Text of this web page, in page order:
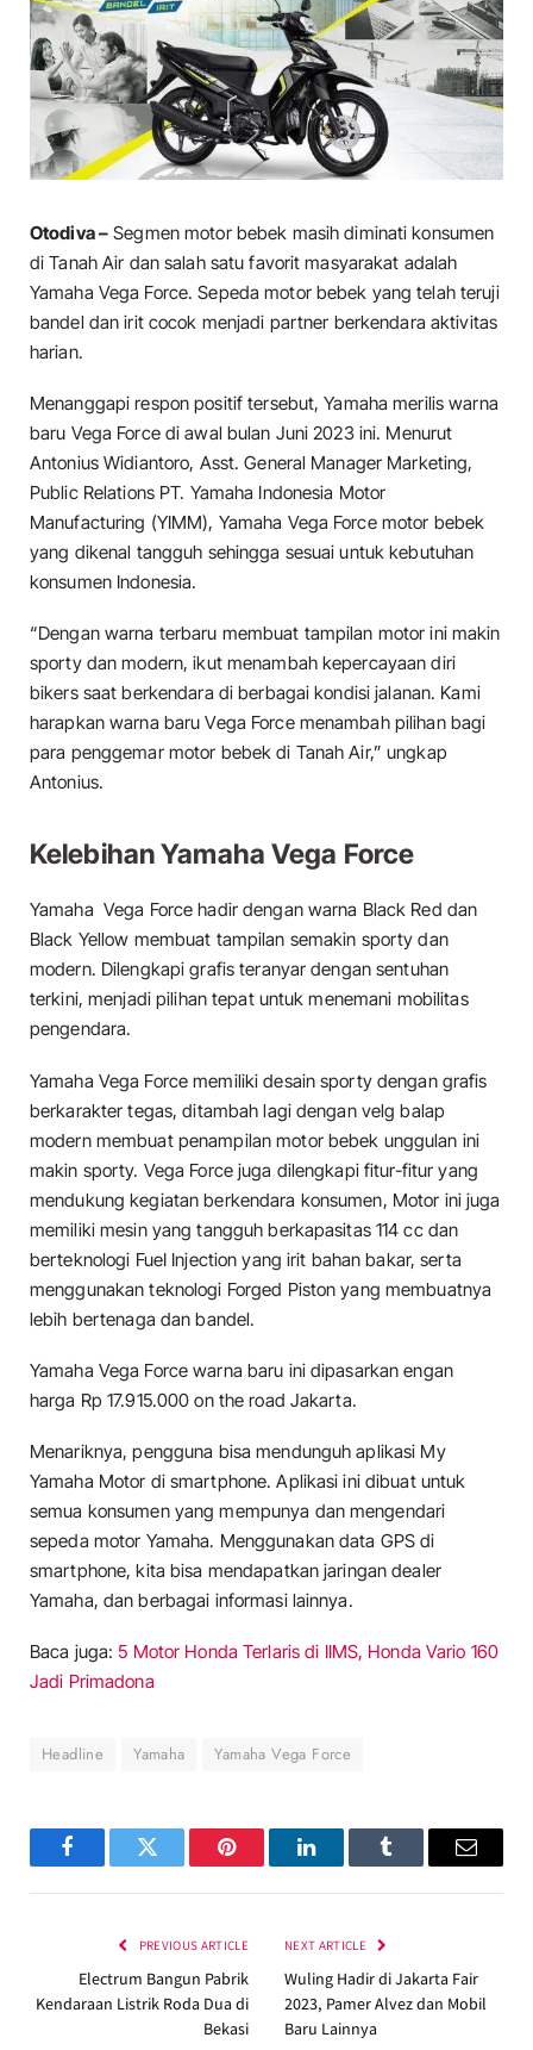
Otodiva – Segmen motor bebek masih diminati konsumen
di Tanah Air dan salah satu favorit masyarakat adalah
Yamaha Vega Force. Sepeda motor bebek yang telah teruji
bandel dan irit cocok menjadi partner berkendara aktivitas
harian.
Menanggapi respon positif tersebut, Yamaha merilis warna
baru Vega Force di awal bulan Juni 2023 ini. Menurut
Antonius Widiantoro, Asst. General Manager Marketing,
Public Relations PT. Yamaha Indonesia Motor
Manufacturing (YIMM), Yamaha Vega Force motor bebek
yang dikenal tangguh sehingga sesuai untuk kebutuhan
konsumen Indonesia.
“Dengan warna terbaru membuat tampilan motor ini makin
sporty dan modern, ikut menambah kepercayaan diri
bikers saat berkendara di berbagai kondisi jalanan. Kami
harapkan warna baru Vega Force menambah pilihan bagi
para penggemar motor bebek di Tanah Air,” ungkap
Antonius.
Kelebihan Yamaha Vega Force
Yamaha Vega Force hadir dengan warna Black Red dan
Black Yellow membuat tampilan semakin sporty dan
modern. Dilengkapi grafis teranyar dengan sentuhan
terkini, menjadi pilihan tepat untuk menemani mobilitas
pengendara.
Yamaha Vega Force memiliki desain sporty dengan grafis
berkarakter tegas, ditambah lagi dengan velg balap
modern membuat penampilan motor bebek unggulan ini
makin sporty. Vega Force juga dilengkapi fitur-fitur yang
mendukung kegiatan berkendara konsumen, Motor ini juga
memiliki mesin yang tangguh berkapasitas 114 cc dan
berteknologi FueI Injection yang irit bahan bakar, serta
menggunakan teknologi Forged Piston yang membuatnya
lebih bertenaga dan bandel.
Yamaha Vega Force warna baru ini dipasarkan engan
harga Rp 17.915.000 on the road Jakarta.
Menariknya, pengguna bisa mendunguh aplikasi My
Yamaha Motor di smartphone. Aplikasi ini dibuat untuk
semua konsumen yang mempunya dan mengendari
sepeda motor Yamaha. Menggunakan data GPS di
smartphone, kita bisa mendapatkan jaringan dealer
Yamaha, dan berbagai informasi lainnya.
Baca juga: 5 Motor Honda Terlaris di IIMS, Honda Vario 160
Jadi Primadona
Headline Yamaha Yamaha Vega Force
FacebookTwitter Pinterest LinkedInTumblr Email
PREVIOUS ARTICLE
Electrum Bangun Pabrik
Kendaraan Listrik Roda Dua di
Bekasi
NEXT ARTICLE
Wuling Hadir di Jakarta Fair
2023, Pamer Alvez dan Mobil
Baru Lainnya